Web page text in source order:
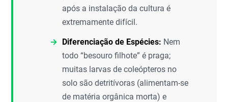
após a instalação da cultura é
extremamente difícil.
Diferenciação de Espécies: Nem
todo “besouro filhote” é praga;
muitas larvas de coleópteros no
solo são detritívoras (alimentam-se
de matéria orgânica morta) e